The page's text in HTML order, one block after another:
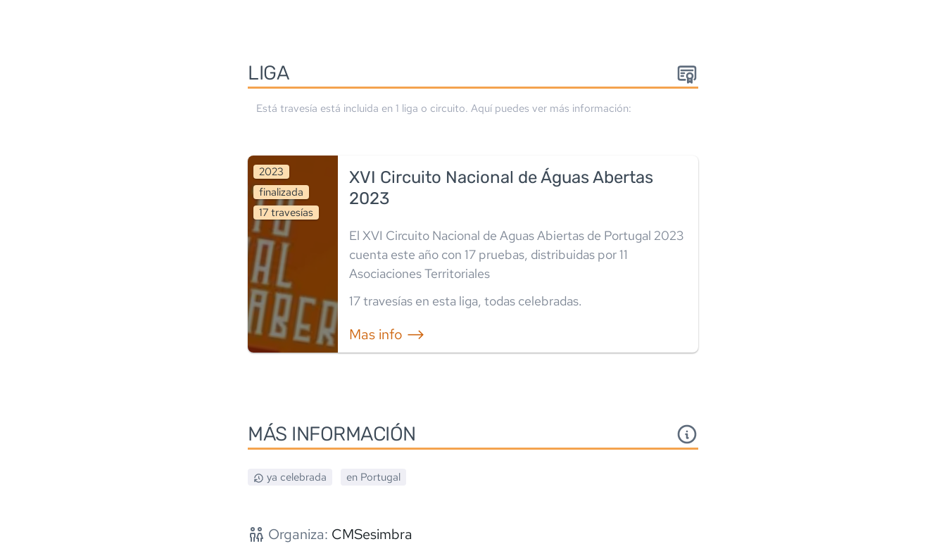
LIGA
Está travesía está incluida en 1 liga o circuito. Aquí puedes ver más información:
2023
finalizada
17 travesías
XVI Circuito Nacional de Águas Abertas
2023
El XVI Circuito Nacional de Aguas Abiertas de Portugal 2023
cuenta este año con 17 pruebas, distribuidas por 11
Asociaciones Territoriales
17travesías en esta liga, todas celebradas.
Mas info ⟶
MÁS INFORMACIÓN
ya celebrada en Portugal
Organiza: CMSesimbra